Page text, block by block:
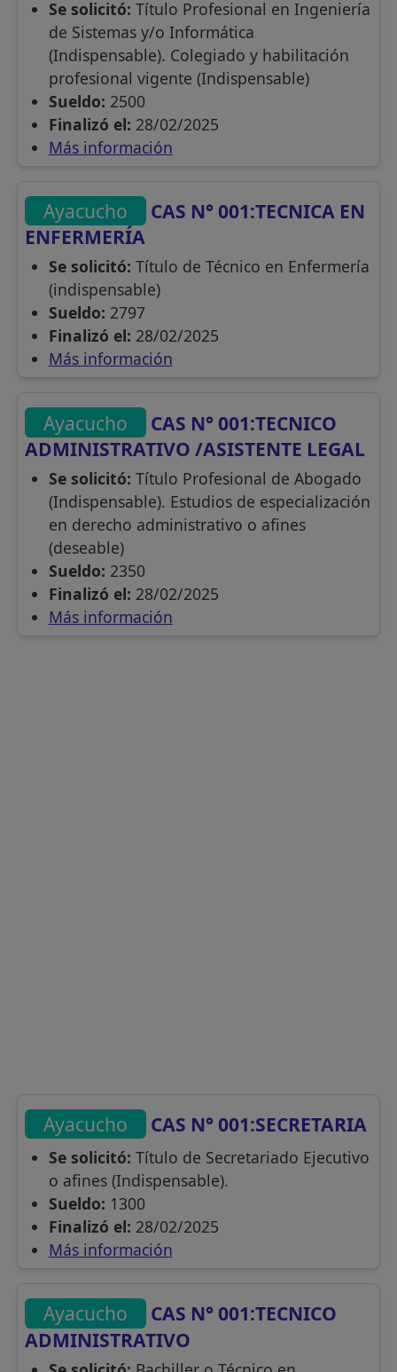
Se solicitó: Título Profesional en Ingeniería
de Sistemas y/o Informática
(Indispensable). Colegiado y habilitación
profesional vigente (Indispensable)
Sueldo: 2500
Finalizó el: 28/02/2025
Más información
Ayacucho
CAS N° 001:TECNICA EN
ENFERMERÍA
Se solicitó: Título de Técnico en Enfermería
(indispensable)
Sueldo: 2797
Finalizó el: 28/02/2025
Más información
Ayacucho
CAS N° 001:TECNICO
ADMINISTRATIVO /ASISTENTE LEGAL
Se solicitó: Título Profesional de Abogado
(Indispensable). Estudios de especialización
en derecho administrativo o afines
(deseable)
Sueldo: 2350
Finalizó el: 28/02/2025
Más información
Ayacucho CAS N° 001:SECRETARIA
Se solicitó: Título de Secretariado Ejecutivo
o afines (Indispensable).
Sueldo: 1300
Finalizó el: 28/02/2025
Más información
Ayacucho
CAS N° 001:TECNICO
ADMINISTRATIVO